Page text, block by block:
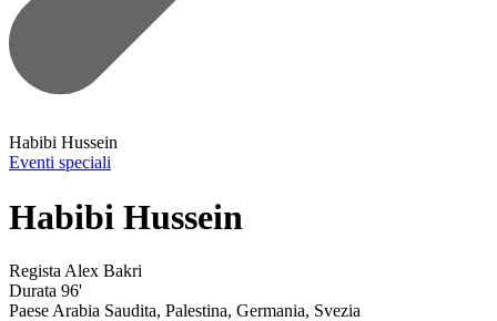
Habibi Hussein
Eventi speciali
Habibi Hussein
Regista Alex Bakri
Durata 96'
Paese Arabia Saudita, Palestina, Germania, Svezia